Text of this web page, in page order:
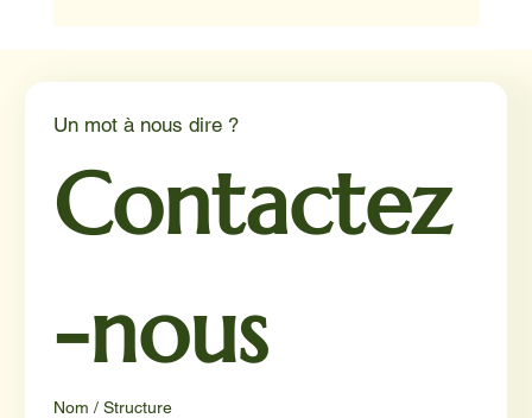
Un mot à nous dire ?
Contactez
-nous
Nom / Structure